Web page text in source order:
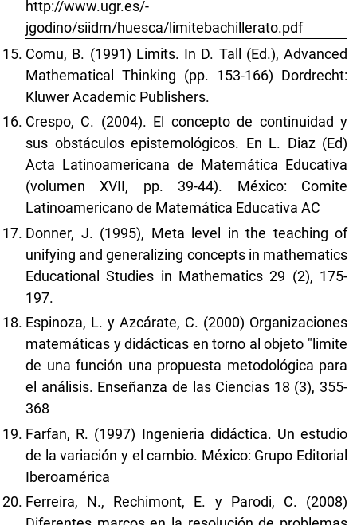
http://www.ugr.es/-
jgodino/siidm/huesca/limitebachillerato.pdf
Comu, B. (1991) Limits. In D. Tall (Ed.), Advanced
Mathematical Thinking (pp. 153-166) Dordrecht:
Kluwer Academic Publishers.
Crespo, C. (2004). El concepto de continuidad y
sus obstáculos epistemológicos. En L. Diaz (Ed)
Acta Latinoamericana de Matemática Educativa
(volumen XVII, pp. 39-44). México: Comite
Latinoamericano de Matemática Educativa AC
Donner, J. (1995), Meta level in the teaching of
unifying and generalizing concepts in mathematics
Educational Studies in Mathematics 29 (2), 175-
197.
Espinoza, L. y Azcárate, C. (2000) Organizaciones
matemáticas y didácticas en torno al objeto "limite
de una función una propuesta metodológica para
el análisis. Enseñanza de las Ciencias 18 (3), 355-
368
Farfan, R. (1997) Ingenieria didáctica. Un estudio
de la variación y el cambio. México: Grupo Editorial
Iberoamérica
Ferreira, N., Rechimont, E. y Parodi, C. (2008)